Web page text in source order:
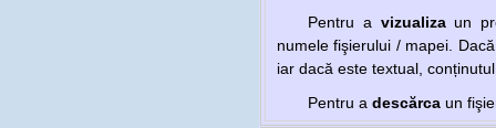
Pentru a vizualizaun
numele fişierului / mapei.
iar dacă este textual,
Pentru a descărca un